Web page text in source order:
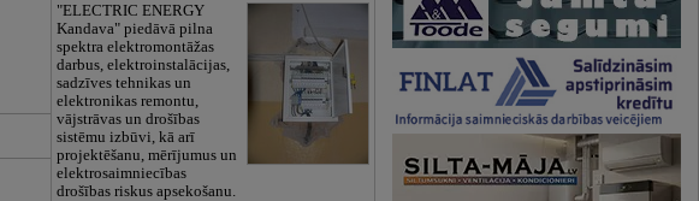
"ELECTRIC ENERGY
Kandava" piedāvā pilna
spektra elektromontāžas
darbus, elektroinstalācijas,
sadzīves tehnikas un
elektronikas remontu,
vājstrāvas un drošības
sistēmu izbūvi, kā arī
projektēšanu, mērījumus un
elektrosaimniecības
drošības riskus apsekošanu.